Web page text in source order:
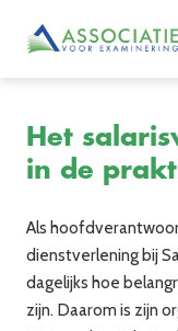
Het
in de
Als
dienstverlening bij
dagelijks hoe
zijn. Daarom is zijn